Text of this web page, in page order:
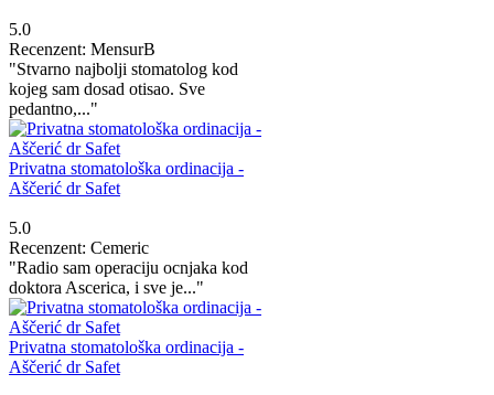
5.0
Recenzent: MensurB
"Stvarno najbolji stomatolog kod
kojeg sam dosad otisao. Sve
pedantno,..."
Privatna stomatološka ordinacija -
Aščerić dr Safet
5.0
Recenzent: Cemeric
"Radio sam operaciju ocnjaka kod
doktora Ascerica, i sve je..."
Privatna stomatološka ordinacija -
Aščerić dr Safet